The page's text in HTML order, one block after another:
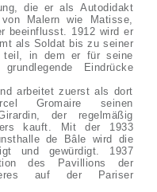
die er als Autodidakt
Malern wie Matisse,
beeinflusst. 1912 wird er
als Soldat bis zu seiner
teil, in dem er für seine
Eindrücke
arbeitet zuerst als dort
Gromaire seinen
der regelmäßig
kauft. Mit der 1933
de Bâle wird die
und gewürdigt. 1937
des Pavillions der
auf der Pariser